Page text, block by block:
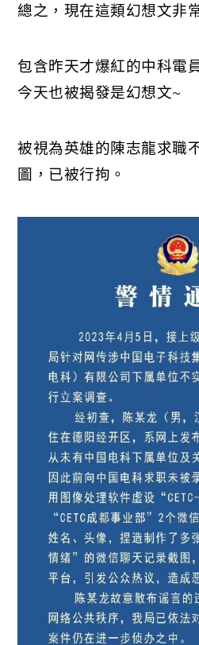
總之，現在這類幻想文非
包含昨天才爆紅的中科電
今天也被揭發是幻想文~
被視為英雄的陳志龍求職
圖，已被行拘。